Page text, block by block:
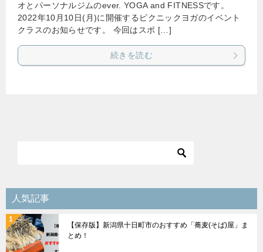
オとパーソナルジムのever. YOGA and FITNESSです。
2022年10月10日(月)に開催するピクニックヨガのイベント
クラスのお知らせです。 今回はスポ […]
続きを読む
人気記事
【保存版】新潟県十日町市のおすすめ「蕎麦(そば)屋」ま
とめ！